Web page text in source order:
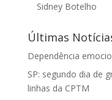
Sidney Botelho
Últimas
Dependência
SP: segundo dia de
linhas da CPTM